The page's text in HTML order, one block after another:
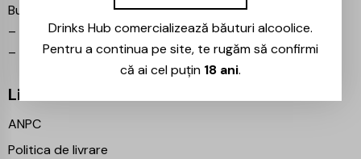
București 061102
–
info@drinkshub.ro
–
0725 860 799
Linkuri Utile
ANPC
Politica de livrare
Drinks Hub comercializează băuturi alcoolice.
Pentru a continua pe site, te rugăm să confirmi
că ai cel puțin 18 ani.